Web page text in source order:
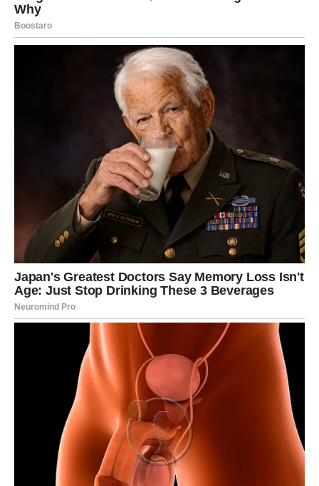
ste priželjkivali mnogo duže nego što priznajete sada
počinje da se ostvaruje.
Bićete među znakovima koji će osjetiti da im život šalje
Lavovi su pred velikim preokretom. Moguće je priznanje,
poslovni uspjeh ili prilika koja vas stavlja u centar pažnje.
Ono što dolazi pokazuje da nijedan trud nije bio uzaludan.
DJEVICA
Djevice će konačno dobiti odgovor koji dugo čekaju.
Situacija koja je bila puna nejasnoća odjednom postaje
potpuno razumljiva.
To saznanje omogućava vam da krenete naprijed sa
mnogo više sigurnosti.
VAGA
Vagama se sprema događaj koji će ih iskreno iznenaditi.